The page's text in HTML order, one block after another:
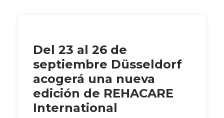
Del 23 al 26 de
septiembre Düsseldorf
acogerá una nueva
edición de REHACARE
International